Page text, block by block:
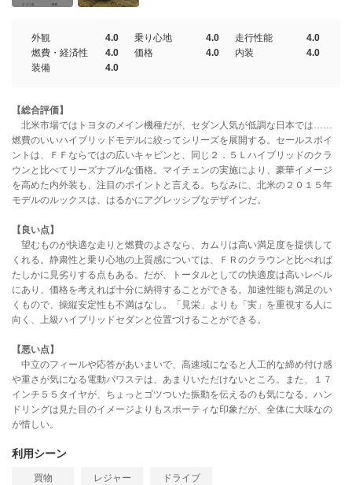
外観 4.0 乗り心地 4.0 走行性能
4.0
燃費・経済性
4.0 価格 4.0 内装
4.0
装備
4.0
【総合評価】
北米市場ではトヨタのメイン機種だが、セダン人気が低調な日本では……
燃費のいいハイブリッドモデルに絞ってシリーズを展開する。セールスポイ
ントは、ＦＦならではの広いキャビンと、同じ２．５Ｌハイブリッドのクラ
ウンと比べてリーズナブルな価格。マイチェンの実施により、豪華イメージ
を高めた内外装も、注目のポイントと言える。ちなみに、北米の２０１５年
モデルのルックスは、はるかにアグレッシブなデザインだ。
【良い点】
望むものが快適な走りと燃費のよさなら、カムリは高い満足度を提供して
くれる。静粛性と乗り心地の上質感については、ＦＲのクラウンと比べれば
たしかに見劣りする点もある。だが、トータルとしての快適度は高いレベル
にあり、価格を考えれば十分に納得することができる。加速性能も満足のい
くもので、操縦安定性も不満はなし。「見栄」よりも「実」を重視する人に
向く、上級ハイブリッドセダンと位置づけることができる。
【悪い点】
中立のフィールや応答があいまいで、高速域になると人工的な締め付け感
や重さが気になる電動パワステは、あまりいただけないところ。また、１７
インチ５５タイヤが、ちょっとゴツついた振動を伝えるのも気になる。ハン
ドリングは見た目のイメージよりもスポーティな印象だが、全体に大味なの
が惜しい。
利用シーン
買物 レジャー ドライブ